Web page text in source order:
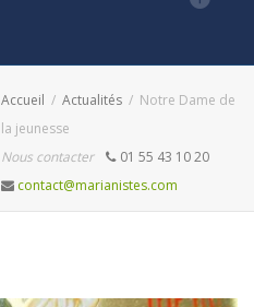
Accueil Actualités
Notre Dame de
la jeunesse
Nous contacter
01 55 43 10 20
contact@marianistes.com